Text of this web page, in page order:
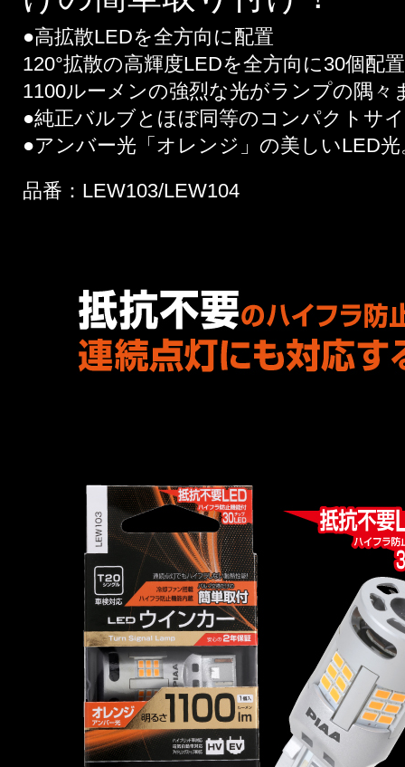
●高拡散LEDを全方向に配置
120°拡散の高輝度LEDを全方向に30個配
1100ルーメンの強烈な光がランプの隅
●純正バルブとほぼ同等のコンパクトサ
●アンバー光「オレンジ」の美しいLED光
品番：LEW103/LEW104